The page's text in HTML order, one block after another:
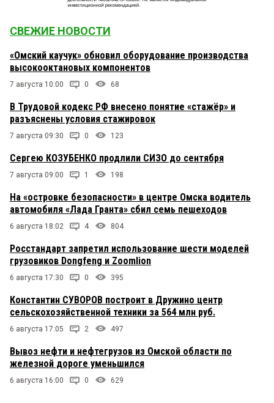
СВЕЖИЕ НОВОСТИ
«Омский каучук» обновил оборудование производства
высокооктановых компонентов
7 августа 10:00 0 68
В Трудовой кодекс РФ внесено понятие «стажёр» и
разъяснены условия стажировок
7 августа 09:30 0 123
Сергею КОЗУБЕНКО продлили СИЗО до сентября
7 августа 09:00 1 198
На «островке безопасности» в центре Омска водитель
автомобиля «Лада Гранта» сбил семь пешеходов
6 августа 18:02 4 804
Росстандарт запретил использование шести моделей
грузовиков Dongfeng и Zoomlion
6 августа 17:30 0 395
Константин СУВОРОВ построит в Дружино центр
сельскохозяйственной техники за 564 млн руб.
6 августа 17:05 2 497
Вывоз нефти и нефтегрузов из Омской области по
железной дороге уменьшился
6 августа 16:00 0 629